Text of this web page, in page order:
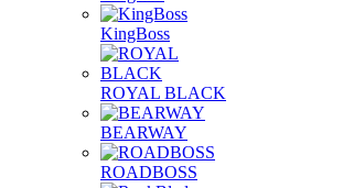
KingBoss
ROYAL BLACK
BEARWAY
ROADBOSS